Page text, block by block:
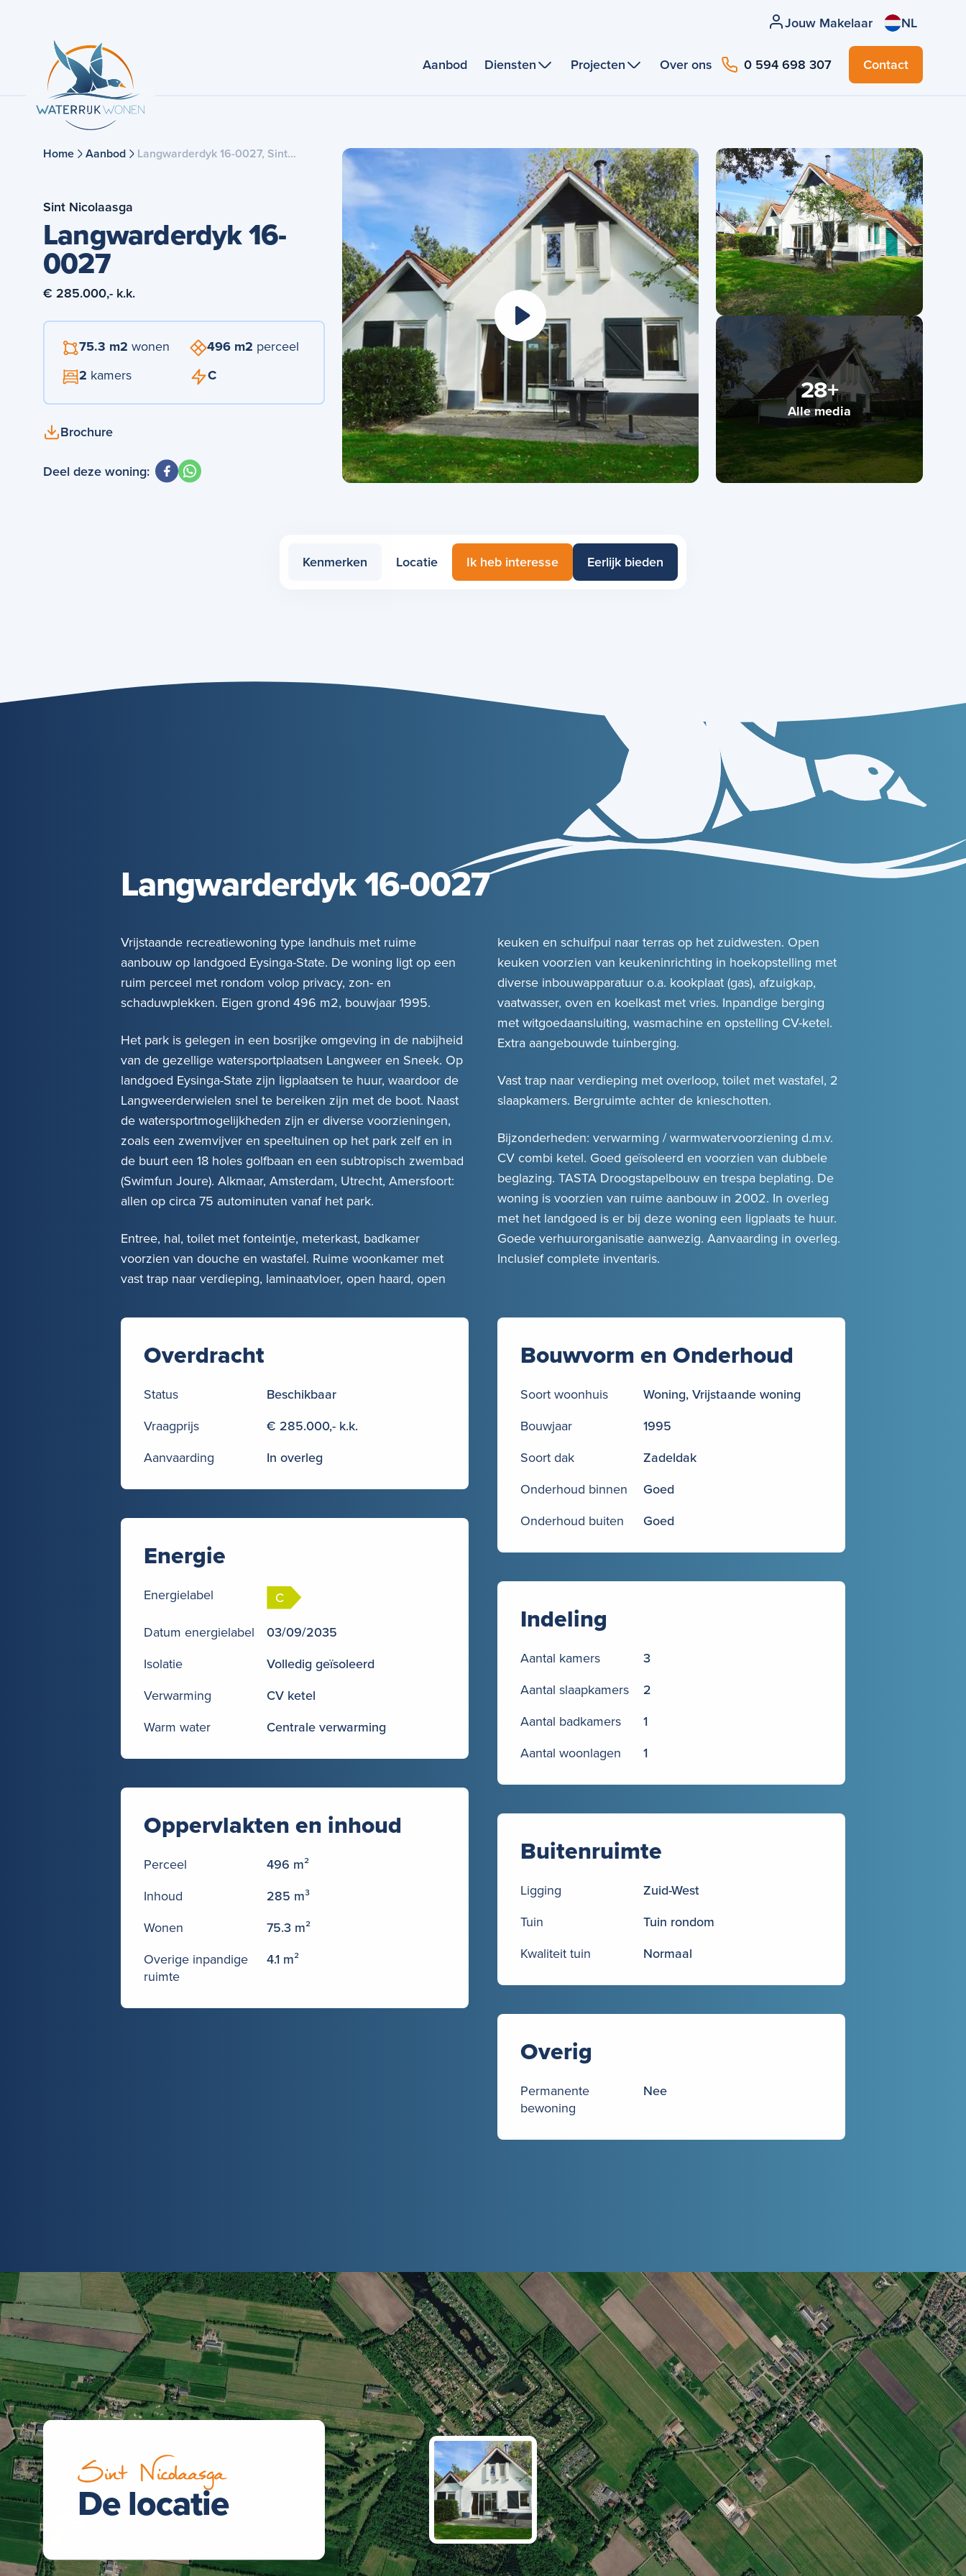
Jouw Makelaar NL
Aanbod Diensten Projecten Over ons 0 594 698 307 Contact
Home Aanbod Langwarderdyk 16-0027, Sint
Nicolaasga
Sint Nicolaasga
Langwarderdyk 16-
0027
€ 285.000,- k.k.
75.3 m2 wonen 496 m2 perceel
2 kamers C
Brochure
Deel deze woning:
28+
Alle media
Kenmerken Locatie Ik heb interesse Eerlijk bieden
Langwarderdyk 16-0027
Vrijstaande recreatiewoning type landhuis met ruime
aanbouw op landgoed Eysinga-State. De woning ligt op een
ruim perceel met rondom volop privacy, zon- en
schaduwplekken. Eigen grond 496 m2, bouwjaar 1995.
Het park is gelegen in een bosrijke omgeving in de nabijheid
van de gezellige watersportplaatsen Langweer en Sneek. Op
landgoed Eysinga-State zijn ligplaatsen te huur, waardoor de
Langweerderwielen snel te bereiken zijn met de boot. Naast
de watersportmogelijkheden zijn er diverse voorzieningen,
zoals een zwemvijver en speeltuinen op het park zelf en in
de buurt een 18 holes golfbaan en een subtropisch zwembad
(Swimfun Joure). Alkmaar, Amsterdam, Utrecht, Amersfoort:
allen op circa 75 autominuten vanaf het park.
Entree, hal, toilet met fonteintje, meterkast, badkamer
voorzien van douche en wastafel. Ruime woonkamer met
vast trap naar verdieping, laminaatvloer, open haard, open
keuken en schuifpui naar terras op het zuidwesten. Open
keuken voorzien van keukeninrichting in hoekopstelling met
diverse inbouwapparatuur o.a. kookplaat (gas), afzuigkap,
vaatwasser, oven en koelkast met vries. Inpandige berging
met witgoedaansluiting, wasmachine en opstelling CV-ketel.
Extra aangebouwde tuinberging.
Vast trap naar verdieping met overloop, toilet met wastafel, 2
slaapkamers. Bergruimte achter de knieschotten.
Bijzonderheden: verwarming / warmwatervoorziening d.m.v.
CV combi ketel. Goed geïsoleerd en voorzien van dubbele
beglazing. TASTA Droogstapelbouw en trespa beplating. De
woning is voorzien van ruime aanbouw in 2002. In overleg
met het landgoed is er bij deze woning een ligplaats te huur.
Goede verhuurorganisatie aanwezig. Aanvaarding in overleg.
Inclusief complete inventaris.
Overdracht
Status
Beschikbaar
Vraagprijs
€ 285.000,- k.k.
Aanvaarding
In overleg
Energie
Energielabel
C
Datum energielabel
03/09/2035
Isolatie
Volledig geïsoleerd
Verwarming
CV ketel
Warm water
Centrale verwarming
Oppervlakten en inhoud
Perceel
496 m²
Inhoud
285 m³
Wonen
75.3 m²
Overige inpandige
ruimte
4.1 m²
Bouwvorm en Onderhoud
Soort woonhuis
Woning, Vrijstaande woning
Bouwjaar
1995
Soort dak
Zadeldak
Onderhoud binnen
Goed
Onderhoud buiten
Goed
Indeling
Aantal kamers
3
Aantal slaapkamers
2
Aantal badkamers
1
Aantal woonlagen
1
Buitenruimte
Ligging
Zuid-West
Tuin
Tuin rondom
Kwaliteit tuin
Normaal
Overig
Permanente
bewoning
Nee
Sint Nicolaasga
De locatie